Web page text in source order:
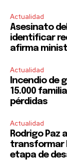
Actualidad
Asesinato
identificar
afirma
Actualidad
Incendio de
15.000
pérdidas
Actualidad
Rodrigo Paz
transformar
etapa de